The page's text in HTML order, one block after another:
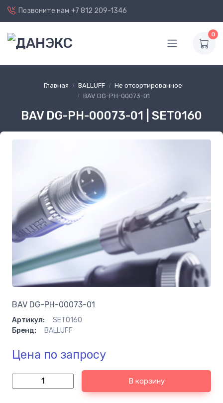
Позвоните нам +7 812 209-1346
0
Главная BALLUFF
Не отсортированное
BAV DG-PH-00073-01
BAV DG-PH-00073-01 | SET0160
BAV DG-PH-00073-01
Артикул:
SET0160
Бренд:
BALLUFF
Цена по запросу
В корзину